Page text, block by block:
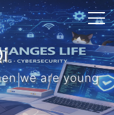
we are young